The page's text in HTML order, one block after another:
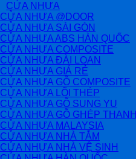
CỬA NHỰA
CỬA NHỰA @DOOR
CỬA NHỰA SÀI GÒN
CỬA NHỰA ABS HÀN QUỐC
CỬA NHỰA COMPOSITE
CỬA NHỰA ĐÀI LOAN
CỬA NHỰA GIÁ RẺ
CỬA NHỰA GỖ COMPOSITE
CỬA NHỰA LÕI THÉP
CỬA NHỰA GỖ SUNG YU
CỬA NHỰA GỖ GHÉP THANH
CỬA NHỰA MALAYSIA
CỬA NHỰA NHÀ TẮM
CỬA NHỰA NHÀ VỆ SINH